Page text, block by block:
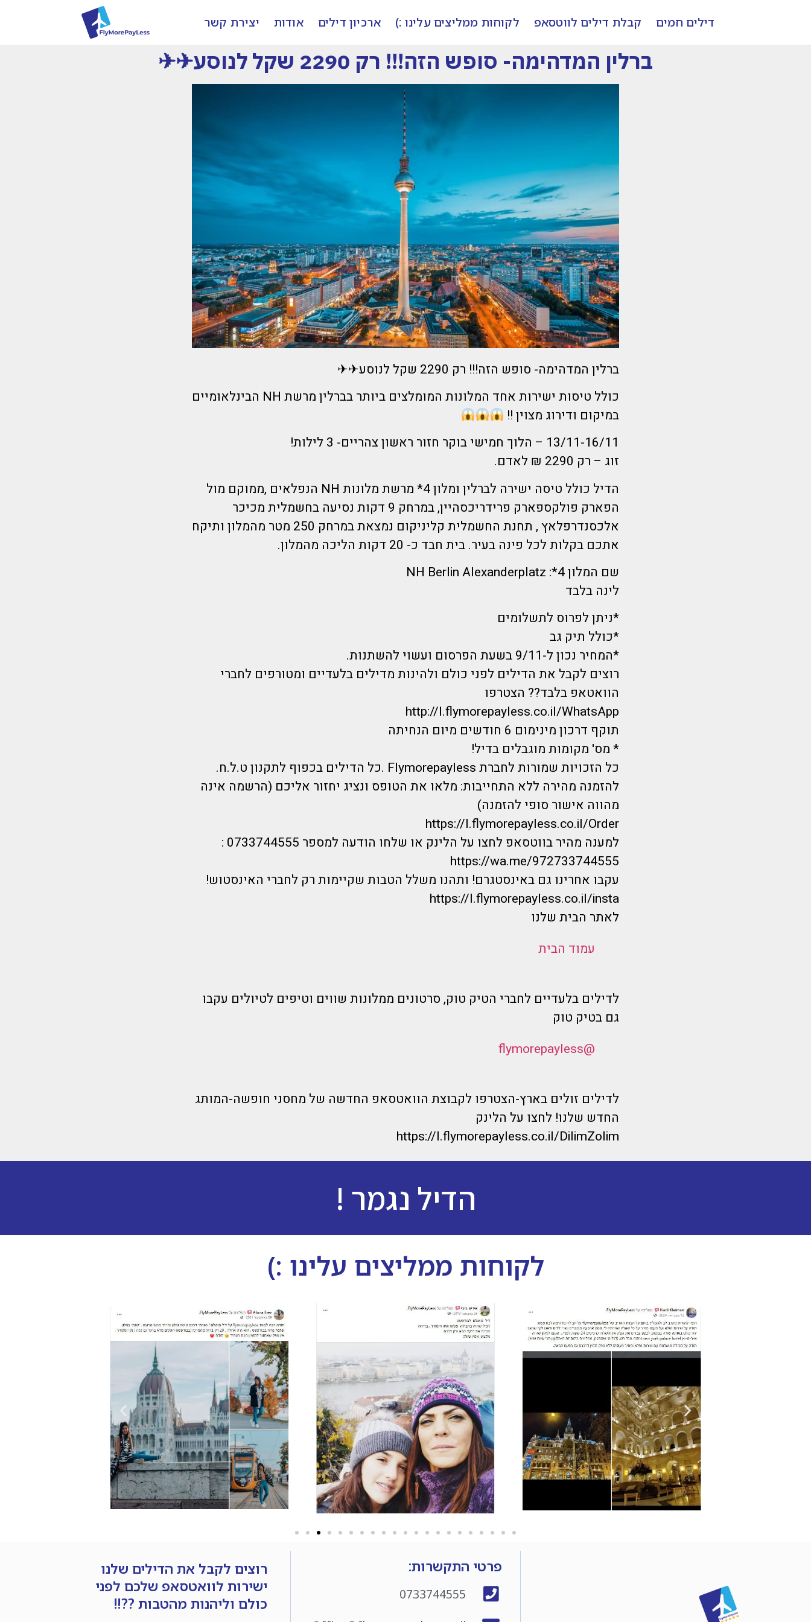
דילים חמים קבלת דילים לווטסאפ לקוחות ממליצים עלינו :) ארכיון דילים אודות יצירת קשר
ברלין המדהימה- סופש הזה!!! רק 2290 שקל לנוסע✈✈
ברלין המדהימה- סופש הזה!!! רק 2290 שקל לנוסע✈✈
כולל טיסות ישירות אחד המלונות המומלצים ביותר בברלין מרשת NH הבינלאומיים
במיקום ודירוג מצוין !!
13/11-16/11 – הלוך חמישי בוקר חזור ראשון צהריים- 3 לילות!
זוג – רק 2290 ₪ לאדם.
הדיל כולל טיסה ישירה לברלין ומלון 4* מרשת מלונות NH הנפלאים ,ממוקם מול
הפארק פולקספארק פרידריכסהיין, במרחק 9 דקות נסיעה בחשמלית מכיכר
אלכסנדרפלאץ , תחנת החשמלית קליניקום נמצאת במרחק 250 מטר מהמלון ותיקח
אתכם בקלות לכל פינה בעיר. בית חבד כ- 20 דקות הליכה מהמלון.
שם המלון 4*: NH Berlin Alexanderplatz
לינה בלבד
*ניתן לפרוס לתשלומים
*כולל תיק גב
*המחיר נכון ל-9/11 בשעת הפרסום ועשוי להשתנות.
רוצים לקבל את הדילים לפני כולם ולהינות מדילים בלעדיים ומטורפים לחברי
הוואטאפ בלבד?? הצטרפו
http://l.flymorepayless.co.il/WhatsApp
תוקף דרכון מינימום 6 חודשים מיום הנחיתה
* מס' מקומות מוגבלים בדיל!
כל הזכויות שמורות לחברת Flymorepayless .כל הדילים בכפוף לתקנון ט.ל.ח.
להזמנה מהירה ללא התחייבות: מלאו את הטופס ונציג יחזור אליכם (הרשמה אינה
מהווה אישור סופי להזמנה)
https://I.flymorepayless.co.il/Order
למענה מהיר בווטסאפ לחצו על הלינק או שלחו הודעה למספר 0733744555 :
https://wa.me/972733744555
עקבו אחרינו גם באינסטגרם! ותהנו משלל הטבות שקיימות רק לחברי האינסטוש!
https://I.flymorepayless.co.il/insta
לאתר הבית שלנו
עמוד הבית
לדילים בלעדיים לחברי הטיק טוק, סרטונים ממלונות שווים וטיפים לטיולים עקבו
גם בטיק טוק
@flymorepayless
לדילים זולים בארץ-הצטרפו לקבוצת הוואטסאפ החדשה של מחסני חופשה-המותג
החדש שלנו! לחצו על הלינק
https://l.flymorepayless.co.il/DilimZolim
הדיל נגמר !
לקוחות ממליצים עלינו :)
פרטי התקשרות:
0733744555
רוצים לקבל את הדילים שלנו
ישירות לוואטסאפ שלכם לפני
כולם וליהנות מהטבות ??!!